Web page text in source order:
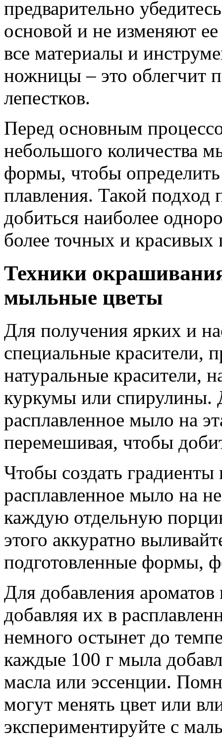
предварительно
основой и не изменяют
все материалы и
ножницы – это облегчит
лепестков.
Перед основным
небольшого количества
формы, чтобы
плавления. Такой
добиться наиболее
более точных и красивых
Техники
мыльные цветы
Для получения ярких и
специальные красители,
натуральные красители,
куркумы или спирулины.
расплавленное мыло на
перемешивая, чтобы
Чтобы создать градиенты
расплавленное мыло на
каждую отдельную
этого аккуратно
подготовленные формы,
Для добавления
добавляя их в
немного остынет до
каждые 100 г мыла
масла или эссенции.
могут менять цвет или
экспериментируйте с